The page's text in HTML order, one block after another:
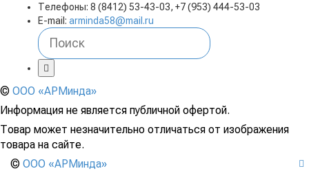
Телефоны: 8 (8412) 53-43-03, +7 (953) 444-53-03
E-mail: arminda58@mail.ru
© ООО «АРМинда»
Информация не является публичной офертой.
Товар может незначительно отличаться от изображения
товара на сайте.
© ООО «АРМинда»